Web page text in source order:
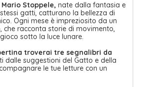
Stoppele, nate dalla fantasia e
gatti, catturano la bellezza di
Ogni mese è impreziosito da un
che racconta storie di movimento,
sotto la luce lunare.
troverai tre segnalibri da
dalle suggestioni del Gatto e della
le tue letture con un